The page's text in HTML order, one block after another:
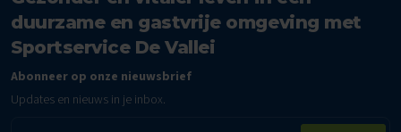
duurzame en gastvrije omgeving met
Sportservice De Vallei
Abonneer op onze nieuwsbrief
Updates en nieuws in je inbox.